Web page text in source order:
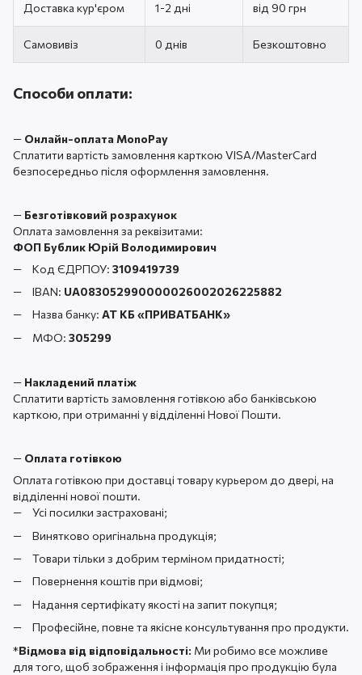
Доставка кур'єром 1-2 дні від 90 грн
Самовивіз 0 днів Безкоштовно
Способи оплати:
— Онлайн-оплата MonoPay
Сплатити вартість замовлення карткою VISA/MasterCard
безпосередньо після оформлення замовлення.
— Безготівковий розрахунок
Оплата замовлення за реквізитами:
ФОП Бублик Юрій Володимирович
Код ЄДРПОУ: 3109419739
IBAN: UA083052990000026002026225882
Назва банку: АТ КБ «ПРИВАТБАНК»
МФО: 305299
— Накладений платіж
Сплатити вартість замовлення готівкою або банківською
карткою, при отриманні у відділенні Нової Пошти.
— Оплата готівкою
Оплата готівкою при доставці товару курьером до двері, на
відділенні нової пошти.
Усі посилки застраховані;
Винятково оригінальна продукція;
Товари тільки з добрим терміном придатності;
Повернення коштів при відмові;
Надання сертифікату якості на запит покупця;
Професійне, повне та якісне консультування про продукти.
*Відмова від відповідальності: Ми робимо все можливе
для того, щоб зображення і інформація про продукцію була